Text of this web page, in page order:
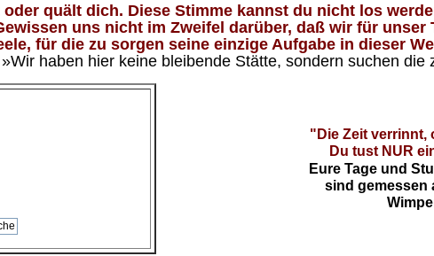
quält dich. Diese Stimme kannst du nicht los
uns nicht im Zweifel darüber, daß wir für
für die zu sorgen seine einzige Aufgabe in dieser
haben hier keine bleibende Stätte, sondern suchen die
"Die Zeit verrinnt,
Du tust NUR
Eure Tage und
sind gemessen